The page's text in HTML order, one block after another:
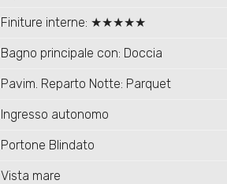
Finiture interne: ★★★★★
Bagno principale con: Doccia
Pavim. Reparto Notte: Parquet
Ingresso autonomo
Portone Blindato
Vista mare